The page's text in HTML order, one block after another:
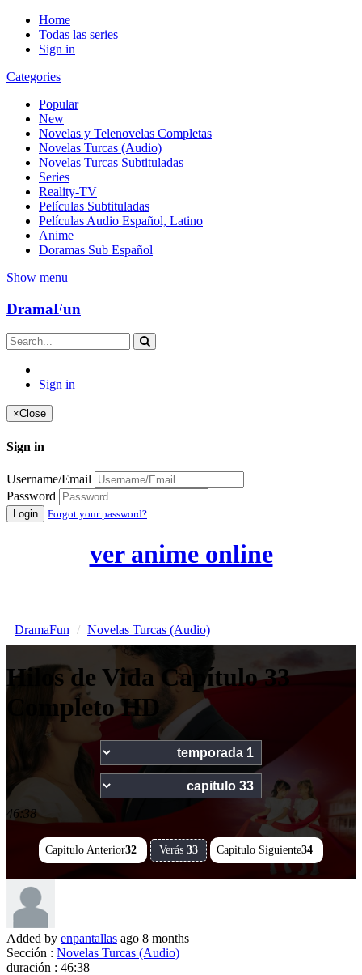
Home
Todas las series
Sign in
Categories
Popular
New
Novelas y Telenovelas Completas
Novelas Turcas (Audio)
Novelas Turcas Subtituladas
Series
Reality-TV
Películas Subtituladas
Películas Audio Español, Latino
Anime
Doramas Sub Español
Show menu
DramaFun
Sign in
×Close
Sign in
Username/Email
Password
Login Forgot your password?
ver anime online
DramaFun Novelas Turcas (Audio)
Hilos de Vida Capítulo 33
Completo HD
46:38
Capitulo Anterior32 Verás 33 Capitulo Siguiente34
Added by enpantallas ago 8 months
Sección : Novelas Turcas (Audio)
duración : 46:38